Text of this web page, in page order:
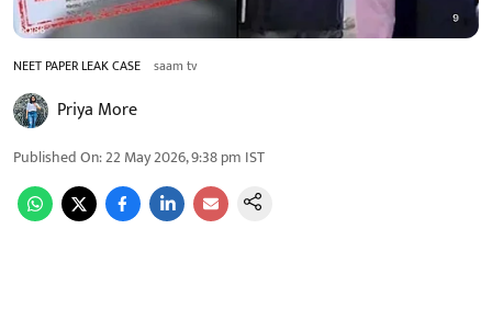
NEET PAPER LEAK CASE saam tv
Priya More
Published On:22 May 2026, 9:38 pm IST